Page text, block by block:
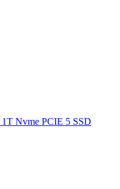
Nvme PCIE 5 SSD